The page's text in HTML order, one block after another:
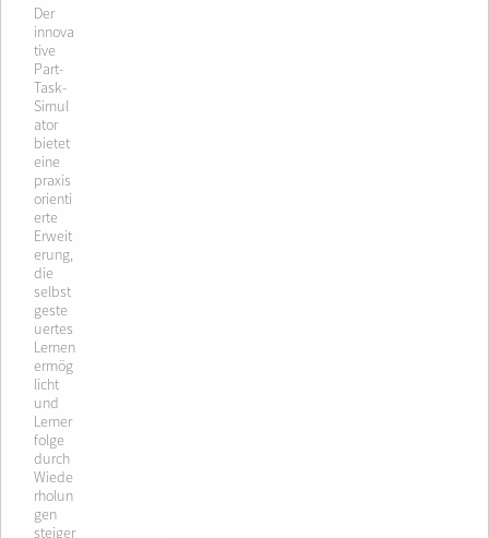
Der
innova
tive
Part-
Task-
Simul
ator
bietet
eine
praxis
orienti
erte
Erweit
erung,
die
selbst
geste
uertes
Lernen
ermög
licht
und
Lerner
folge
durch
Wiede
rholun
gen
steiger